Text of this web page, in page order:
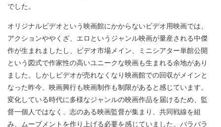
でした。
オリジナルビデオという映画館にかからないビデオ用映画では、
アクションややくざ、エロというジャンル映画が量産される中傑
作が生まれましたし、ビデオ市場メイン、ミニシアター単館公開
という図式で作家性の高いユニークな映画も生まれる余地があり
ました。しかしビデオが売れなくなり映画館での回収がメインと
なった昨今、映画興行も映画制作も制限があると感じています。
変化している時代に多様なジャンルの映画作品を届けるため、監
督一個人ではなく、志のある映画監督が集まり、共同戦線を組
み、ムーブメントを作り上げる必要を感じていました。バラバラ